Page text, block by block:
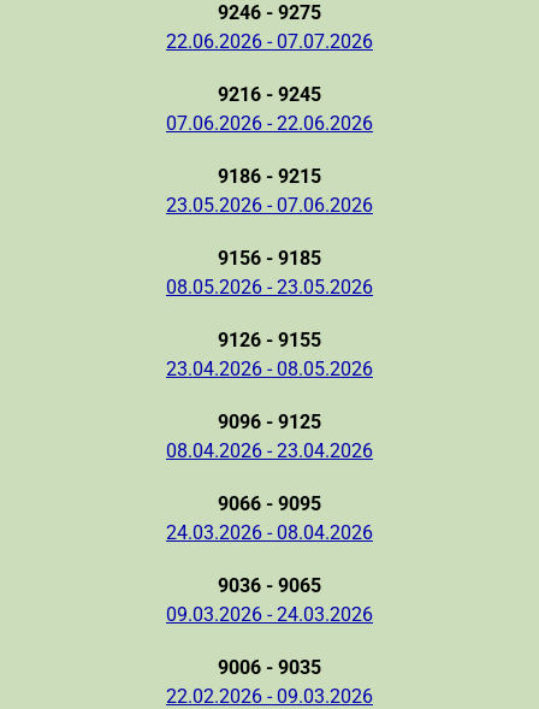
9246 - 9275
22.06.2026 - 07.07.2026
9216 - 9245
07.06.2026 - 22.06.2026
9186 - 9215
23.05.2026 - 07.06.2026
9156 - 9185
08.05.2026 - 23.05.2026
9126 - 9155
23.04.2026 - 08.05.2026
9096 - 9125
08.04.2026 - 23.04.2026
9066 - 9095
24.03.2026 - 08.04.2026
9036 - 9065
09.03.2026 - 24.03.2026
9006 - 9035
22.02.2026 - 09.03.2026